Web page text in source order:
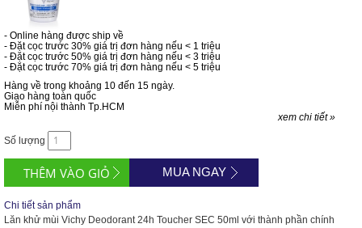
- Online hàng được ship về
- Đặt cọc trước 30% giá trị đơn hàng nếu < 1 triệu
- Đặt cọc trước 50% giá trị đơn hàng nếu < 3 triệu
- Đặt cọc trước 70% giá trị đơn hàng nếu < 5 triệu
Hàng về trong khoảng 10 đến 15 ngày.
Giao hàng toàn quốc
Miễn phí nội thành Tp.HCM
xem chi tiết »
Số lượng
MUA NGAY
Chi tiết sản phẩm
Lăn khử mùi Vichy Deodorant 24h Toucher SEC 50ml với thành phần chính